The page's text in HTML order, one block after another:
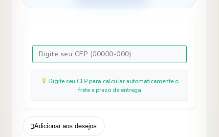
quantidade
Digite seu CEP para calcular automaticamente o
frete e prazo de entrega
Adicionar aos desejos